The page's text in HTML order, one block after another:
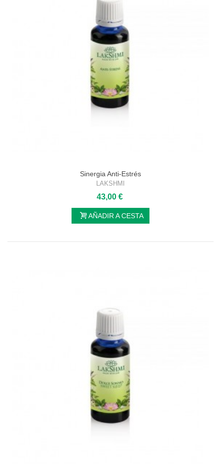
Sinergia Anti-Estrés
LAKSHMI
43,00 €
AÑADIR A CESTA